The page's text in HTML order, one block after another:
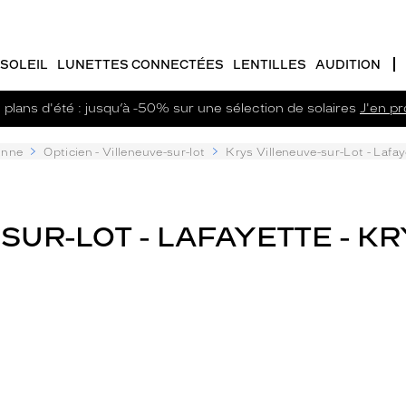
LUNETTES CONNECTÉES LENTILLES AUDITION
plans d'été : jusqu’à -50% sur une sélection de solaires J'en
Opticien - Villeneuve-sur-lot Krys Villeneuve-sur-Lot -
LOT - LAFAYETTE -